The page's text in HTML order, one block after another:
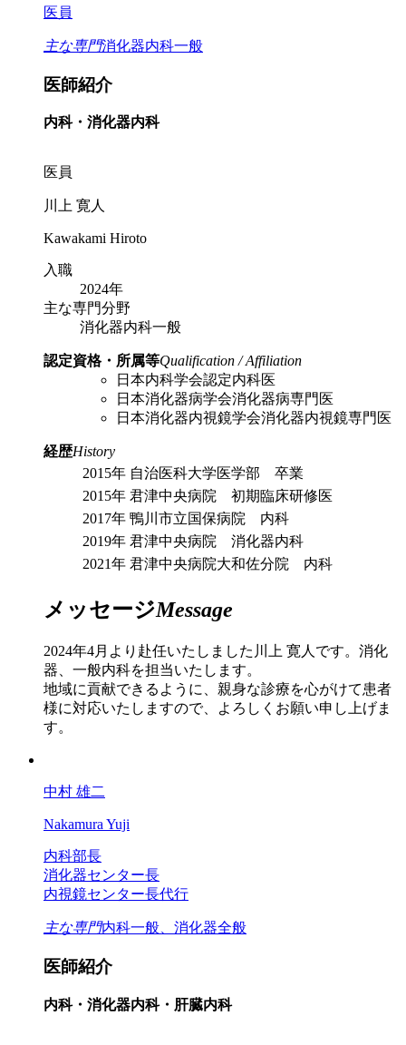
医員
主な専門消化器内科一般
医師紹介
内科・消化器内科
医員
川上 寛人
Kawakami Hiroto
入職
2024年
主な専門分野
消化器内科一般
認定資格・所属等Qualification / Affiliation
日本内科学会認定内科医
日本消化器病学会消化器病専門医
日本消化器内視鏡学会消化器内視鏡専門医
経歴History
2015年 自治医科大学医学部 卒業
2015年 君津中央病院 初期臨床研修医
2017年 鴨川市立国保病院 内科
2019年 君津中央病院 消化器内科
2021年 君津中央病院大和佐分院 内科
メッセージMessage
2024年4月より赴任いたしました川上 寛人です。消化
器、一般内科を担当いたします。
地域に貢献できるように、親身な診療を心がけて患者
様に対応いたしますので、よろしくお願い申し上げま
す。
中村 雄二
Nakamura Yuji
内科部長
消化器センター長
内視鏡センター長代行
主な専門内科一般、消化器全般
医師紹介
内科・消化器内科・肝臓内科